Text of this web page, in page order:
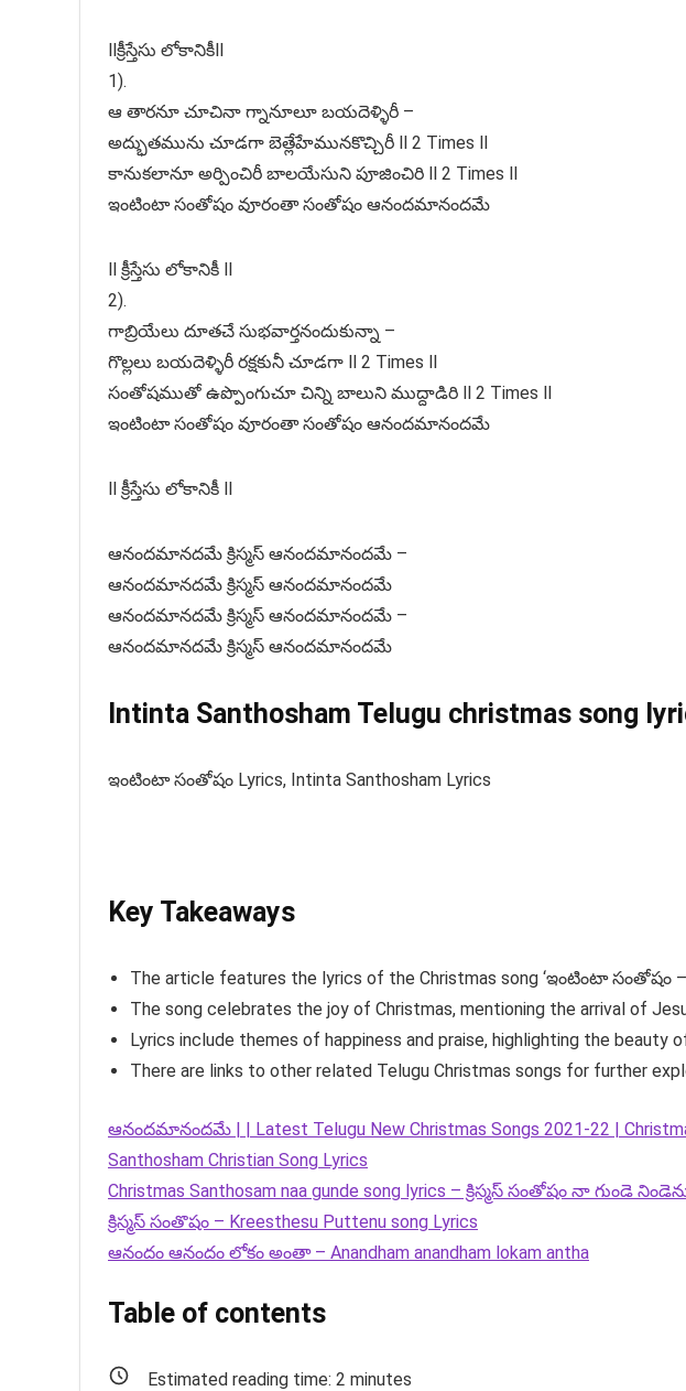
llక్రీస్తేసు లోకానికీll
1).
ఆ తారనూ చూచినా గ్నానూలూ బయదెళ్ళిరీ –
అద్భుతమును చూడగా బెత్లేహేమునకొచ్చిరీ ll 2 Times ll
కానుకలానూ అర్పించిరీ బాలయేసుని పూజించిరి ll 2 Times ll
ఇంటింటా సంతోషం వూరంతా సంతోషం ఆనందమానందమే
ll క్రీస్తేసు లోకానికీ ll
2).
గాబ్రియేలు దూతచే సుభవార్తనందుకున్నా –
గొల్లలు బయదెళ్ళిరీ రక్షకునీ చూడగా ll 2 Times ll
సంతోషముతో ఉప్పొంగుచూ చిన్ని బాలుని ముద్దాడిరి ll 2 Times ll
ఇంటింటా సంతోషం వూరంతా సంతోషం ఆనందమానందమే
ll క్రీస్తేసు లోకానికీ ll
ఆనందమానదమే క్రిస్మస్ ఆనందమానందమే –
ఆనందమానదమే క్రిస్మస్ ఆనందమానందమే
ఆనందమానదమే క్రిస్మస్ ఆనందమానందమే –
ఆనందమానదమే క్రిస్మస్ ఆనందమానందమే
Intinta Santhosham Telugu christmas song
ఇంటింటా సంతోషం Lyrics, Intinta Santhosham Lyrics
Key Takeaways
The article features the lyrics of the Christmas song ‘ఇంటింటా సంతోషం –
The song celebrates the joy of Christmas, mentioning the arrival of
Lyrics include themes of happiness and praise, highlighting the beauty
There are links to other related Telugu Christmas songs for further
ఆనందమానందమే | | Latest Telugu New Christmas Songs 2021-22 |
Santhosham Christian Song Lyrics
Christmas Santhosam naa gunde song lyrics – క్రిస్మస్ సంతోషం నా గుండె
క్రిస్మస్ సంతొషం – Kreesthesu Puttenu song Lyrics
ఆనందం ఆనందం లోకం అంతా – Anandham anandham lokam antha
Table of contents
Estimated reading time: 2 minutes